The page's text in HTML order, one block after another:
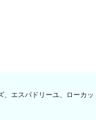
エスパドリーユ、ローカ